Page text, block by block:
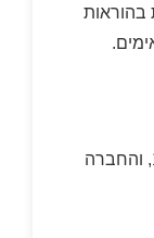
בהוראות
האתר אינו מיועד לילדים מתחת לגיל 18, והחברה